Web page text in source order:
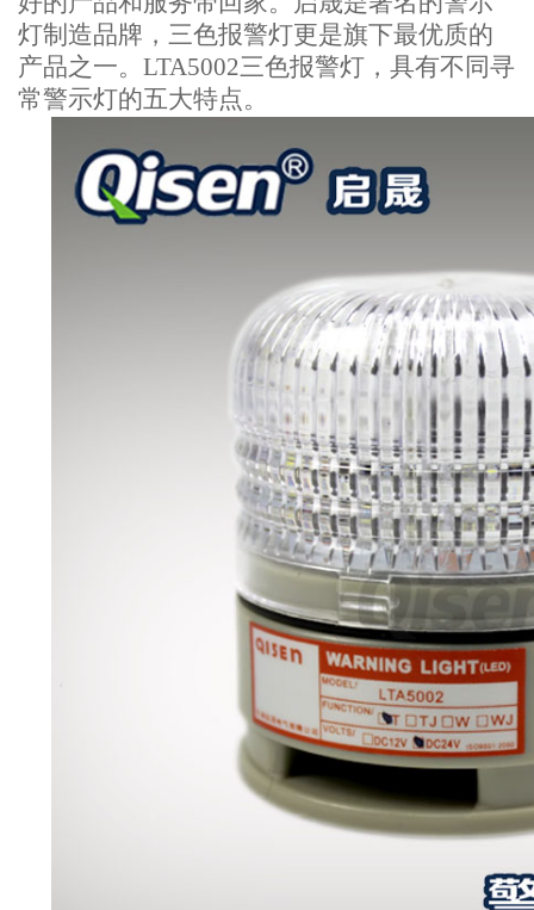
灯制造品牌，三色报警灯更是旗下最优质的
产品之一。LTA5002三色报警灯，具有不同寻
常警示灯的五大特点。